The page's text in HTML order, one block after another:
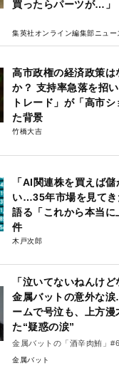
買ったらパーツが…」
集英社オンライン編集部ニュー
高市政権の経済政策
か？ 支持率急落を招
トレード」が「高市
た背景
竹橋大吉
「AI関連株を買えば
い…35年市場を見て
語る「これから本当
件
木戸次郎
「泣いてないねんけ
金属バットの意外な
ームで号泣も、上方漫
た“疑惑の涙”
金属バットの「酒辛肉鮪」
金属バット